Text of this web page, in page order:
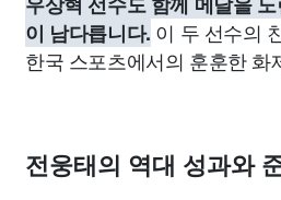
이 남다릅니다. 이 두 선수의
한국 스포츠에서의 훈훈한 화
전웅태의 역대 성과와